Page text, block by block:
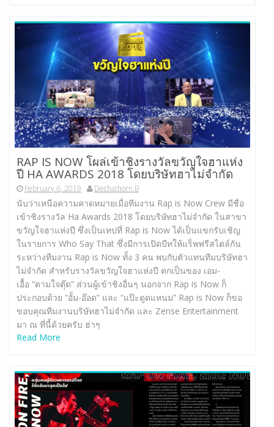
RAP IS NOW โผล่เข้าชิงรางวัลขวัญใจฮาแห่ง
ปี HA AWARDS 2018 โดยบริษัทฮาไม่จำกัด
February 6, 2019 Dechathorn B
นับว่าเหนือความคาดหมายเมื่อทีมงาน Rap is Now Crew มีชื่อ
เข้าชิงรางวัล Ha Awards 2018 โดยบริษัทฮาไม่จำกัด ในสาขา
ขวัญใจฮาแห่งปี ซึ่งเป็นเทปที่ Rap is Now ได้เป็นแขกรับเชิญ
ในรายการ Who Say That ซึ่งมีการเปิดบีทให้แร็พฟรีสไตล์กัน
ระหว่างทีมงาน Rap is Now ทั้ง 3 คน พบกับตัวแทนทีมบริษัทฮา
ไม่จำกัด สำหรับรางวัลขวัญใจฮาแห่งปี ตกเป็นของ เอม-
เอื้อ “ตามใจตุ๊ด” ส่วนผู้เข้าชิงอื่นๆ นอกจาก Rap is Now ก็
ประกอบด้วย “อั้ม-อ๊อด” และ “แป๊ะดูดแหนม” Rap is Now ก็ขอ
ขอบคุณทีมงานบริษัทฮาไม่จำกัด และ Zense Entertainment
มา ณ ที่นี้ด้วยครับ ฮ่าๆ
Read More